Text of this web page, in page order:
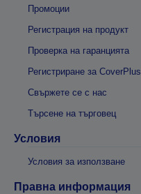
Промоции
Регистрация на продукт
Проверка на гаранцията
Регистриране за CoverPlus
Свържете се с нас
Търсене на търговец
Условия
Условия за използване
Правна информация